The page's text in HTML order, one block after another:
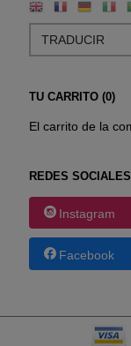
TU CARRITO (0)
El carrito de la
REDES SOCIALES
Instagram
Facebook